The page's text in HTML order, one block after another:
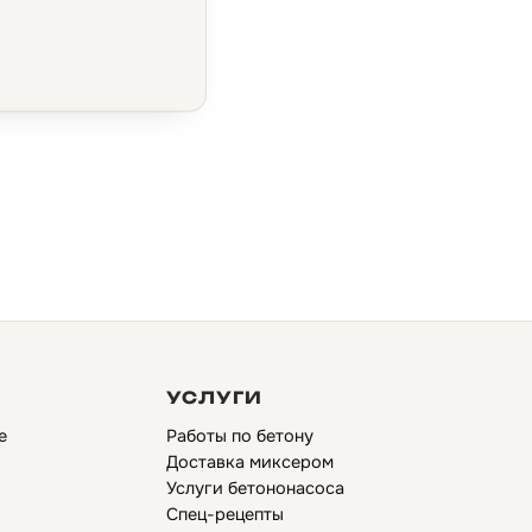
УСЛУГИ
Работы по бетону
Доставка миксером
Услуги бетононасоса
Спец-рецепты